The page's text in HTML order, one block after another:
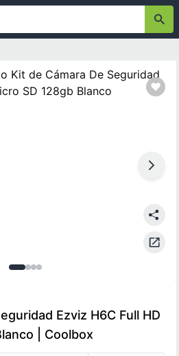
ImagenImagen
Imagen
Imagen
Ezviz H6C Full HD
| Coolbox